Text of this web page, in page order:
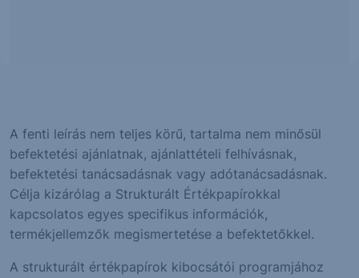
A fenti leírás nem teljes körű, tartalma nem minősül
befektetési ajánlatnak, ajánlattételi felhívásnak,
befektetési tanácsadásnak vagy adótanácsadásnak.
Célja kizárólag a Strukturált Értékpapírokkal
kapcsolatos egyes specifikus információk,
termékjellemzők megismertetése a befektetőkkel.
A strukturált értékpapírok kibocsátói programjához